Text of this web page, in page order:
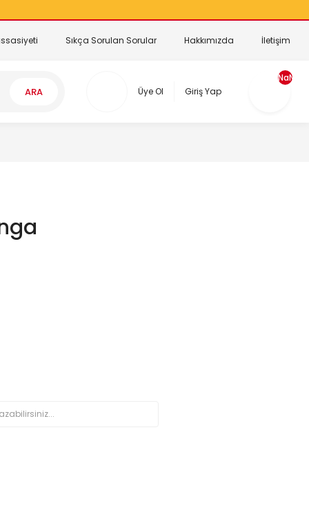
Sıkça Sorulan Sorular Hakkımızda İletişim
ARA Üye Ol Giriş Yap
NaN